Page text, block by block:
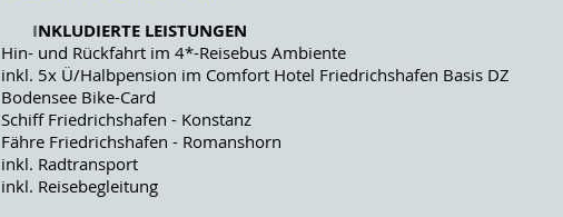
INKLUDIERTE LEISTUNGEN
Hin- und Rückfahrt im 4*-Reisebus Ambiente
inkl. 5x Ü/Halbpension im Comfort Hotel Friedrichshafen Basis DZ
Bodensee Bike-Card
Schiff Friedrichshafen - Konstanz
Fähre Friedrichshafen - Romanshorn
inkl. Radtransport
inkl. Reisebegleitung